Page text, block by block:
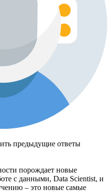
предыдущие ответы
порождает новые
с данными, Data Scientist, и
– это новые самые